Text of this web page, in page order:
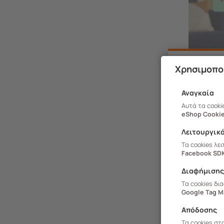
Αναγκαία
Αυτά τα
eShop
Τα cookies
Facebook
Διαφήμισης
Τα cookies
Google Tag
Απόδοσης